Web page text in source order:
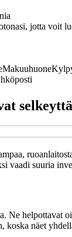
jotta voit
Makuuhuone
vaadi suuria
Ne helpottavat
koska näet